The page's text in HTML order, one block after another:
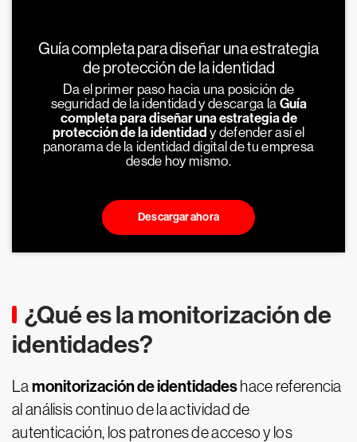
Guía completa para diseñar una estrategia
de protección de la identidad
Da el primer paso hacia una posición de
seguridad de la identidad y descarga la Guía
completa para diseñar una estrategia de
protección de la identidad y defender así el
panorama de la identidad digital de tu empresa
desde hoy mismo.
Descargar ahora
¿Qué es la monitorización de
identidades?
La monitorización de identidadeshace referencia
al análisis continuo de la actividad de
autenticación, los patrones de acceso y los